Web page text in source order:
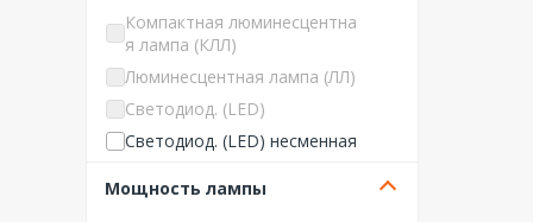
Pelastus
SLT
TDM ELECTRIC
TechnoLux
VARTON
Арсенал Безопасности
Компактная люминесцентна
я лампа (КЛЛ)
Люминесцентная лампа (ЛЛ)
Светодиод. (LED)
Светодиод. (LED) несменная
Мощность лампы